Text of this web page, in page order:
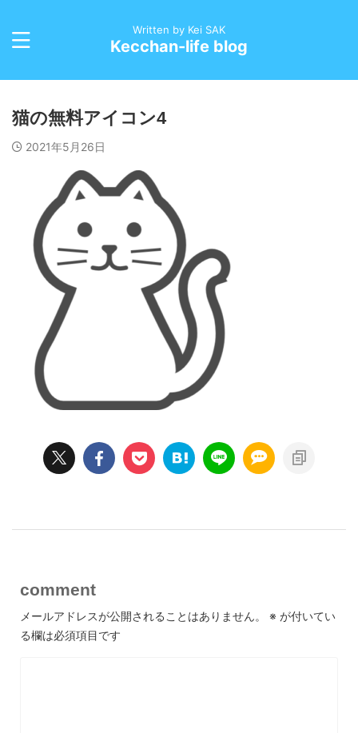
Written by Kei SAK
Kecchan-life blog
猫の無料アイコン4
2021年5月26日
comment
メールアドレスが公開されることはありません。 ※ が付いてい
る欄は必須項目です